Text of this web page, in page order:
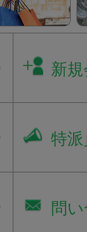
子郷土資
同心を始
王子の歴
新
特
問